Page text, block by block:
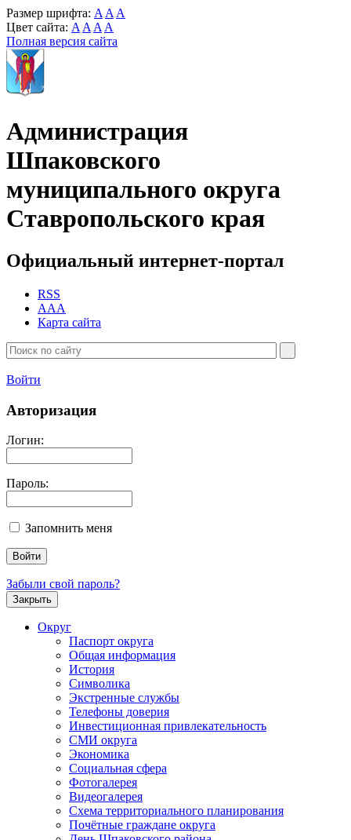
Размер шрифта: A A A
Цвет сайта: A A A A
Полная версия сайта
Администрация
Шпаковского
муниципального округа
Ставропольского края
Официальный интернет-портал
RSS
AAA
Карта сайта
Войти
Авторизация
Логин:
Пароль:
Запомнить меня
Забыли свой пароль?
Закрыть
Округ
Паспорт округа
Общая информация
История
Символика
Экстренные службы
Телефоны доверия
Инвестиционная привлекательность
СМИ округа
Экономика
Социальная сфера
Фотогалерея
Видеогалерея
Схема территориального планирования
Почётные граждане округа